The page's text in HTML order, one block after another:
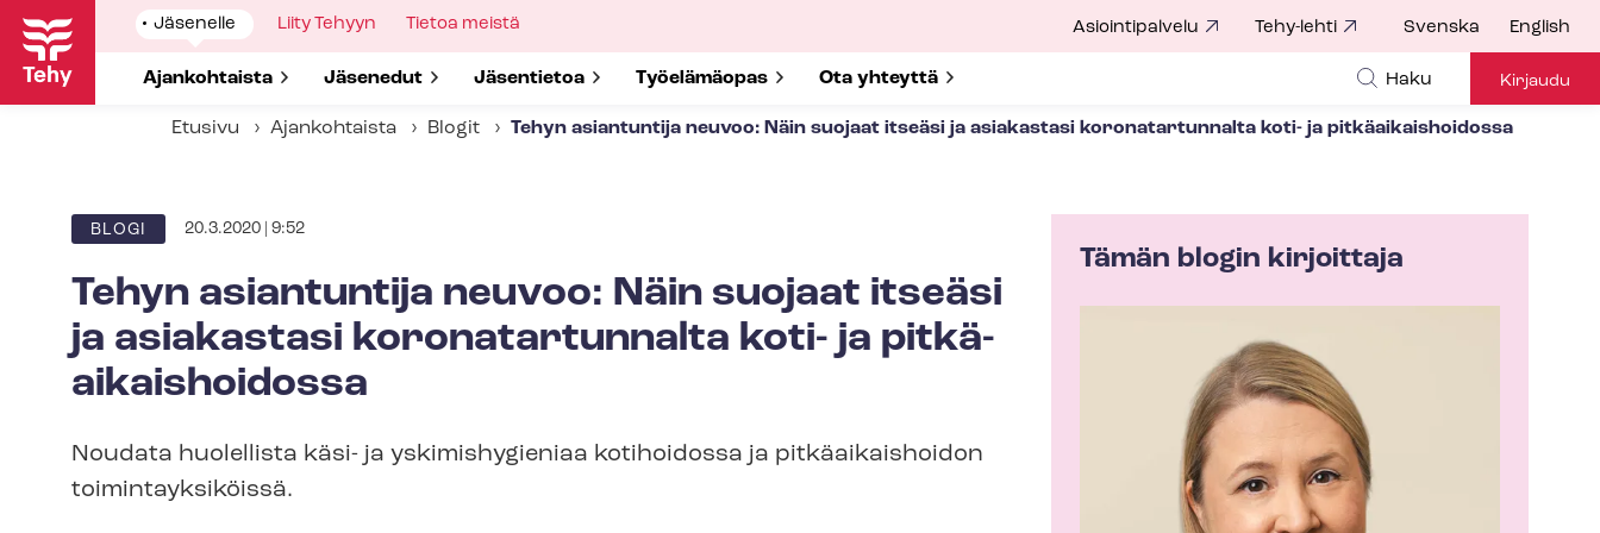
Hyppää
pääsisältöön
Show
submenu
Jäsenelle
Show submenu for
Ajankohtaista Show submenu for
Jäsenedut Show submenu for
Jäsentietoa Show submenu for
Työelämäopas Show submenu for
Ota yhteyttä
Show
Liity Tehyyn
Show
Tietoa meistä Asiointipalvelu Tehy-lehti Svenska English
Haku Kirjaudu
Etusivu Ajankohtaista Blogit Tehyn asiantuntija neuvoo: Näin suojaat itseäsi ja asiakastasi koronatartunnalta koti- ja pit­kä­ai­kais­hoi­dos­sa
BLOGI 20.3.2020 | 9:52
Tehyn asiantuntija neuvoo: Näin suojaat itseäsi
ja asiakastasi koronatartunnalta koti- ja pit­kä­
ai­kais­hoi­dos­sa
Noudata huolellista käsi- ja yskimishygieniaa kotihoidossa ja pitkäaikaishoidon
toi­min­tayk­si­köis­sä.
Tämän blogin kirjoittaja